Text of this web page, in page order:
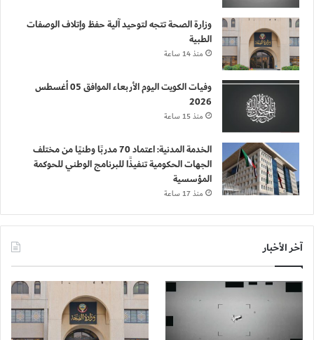
وزارة الصحة تتجه لتوحيد آلية حفظ وإتلاف الوصفات
الطبية
منذ 14 ساعة
وفيات الكويت اليوم الأربعاء الموافق 05 أغسطس
2026
منذ 15 ساعة
الخدمة المدنية: اعتماد 70 مدربًا وطنيًا من مختلف
الجهات الحكومية تنفيذًا للبرنامج الوطني للحوكمة
المؤسسية
منذ 17 ساعة
آخر الأخبار